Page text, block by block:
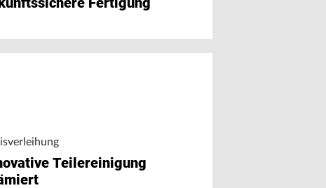
Teilereinigung